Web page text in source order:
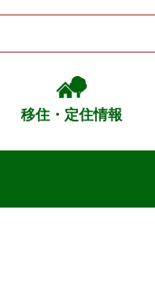
移住・定住情報